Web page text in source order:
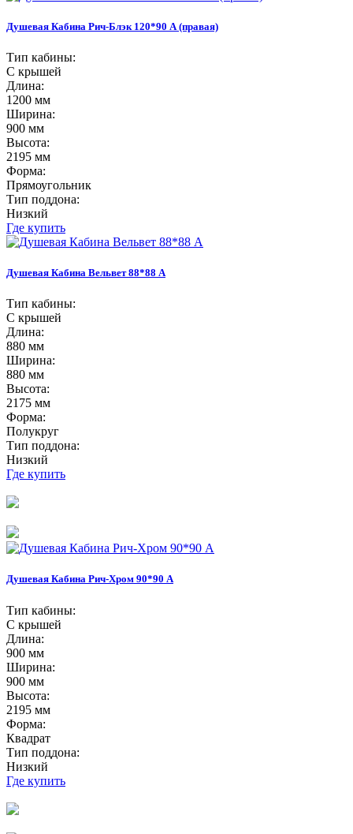
Душевая Кабина Рич-Блэк 120*90 А (правая)
Тип кабины:
С крышей
Длина:
1200 мм
Ширина:
900 мм
Высота:
2195 мм
Форма:
Прямоугольник
Тип поддона:
Низкий
Где купить
Душевая Кабина Вельвет 88*88 А
Тип кабины:
С крышей
Длина:
880 мм
Ширина:
880 мм
Высота:
2175 мм
Форма:
Полукруг
Тип поддона:
Низкий
Где купить
Душевая Кабина Рич-Хром 90*90 А
Тип кабины:
С крышей
Длина:
900 мм
Ширина:
900 мм
Высота:
2195 мм
Форма:
Квадрат
Тип поддона:
Низкий
Где купить